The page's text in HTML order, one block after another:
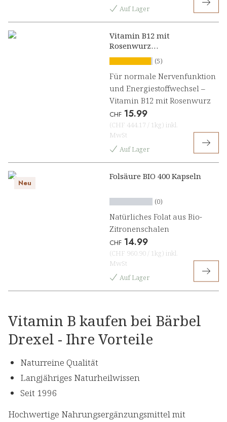
Auf Lager
Vitamin B12 mit
Rosenwurz
Lutschpresslinge
(5)
Für normale Nervenfunktion
und Energiestoffwechsel –
Vitamin B12 mit Rosenwurz
CHF 15.99
(CHF 444.17 / 1kg) inkl.
MwSt
Auf Lager
Neu
Folsäure BIO 400 Kapseln
(0)
Natürliches Folat aus Bio-
Zitronenschalen
CHF 14.99
(CHF 960.90 / 1kg) inkl.
MwSt
Auf Lager
Vitamin B kaufen bei Bärbel
Drexel - Ihre Vorteile
Naturreine Qualität
Langjähriges Naturheilwissen
Seit 1996
Hochwertige Nahrungsergänzungsmittel mit